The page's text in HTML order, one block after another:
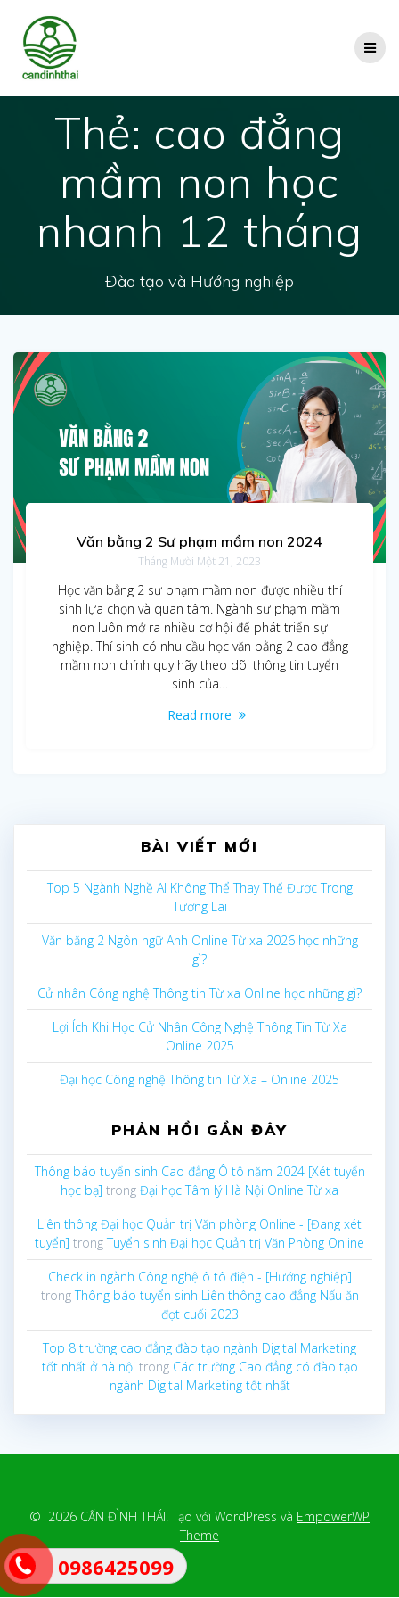
0986425099
Thẻ: cao đẳng
mầm non học
nhanh 12 tháng
Đào tạo và Hướng nghiệp
Văn bằng 2 Sư phạm mầm non 2024
Tháng Mười Một 21, 2023
Học văn bằng 2 sư phạm mầm non được nhiều thí
sinh lựa chọn và quan tâm. Ngành sư phạm mầm
non luôn mở ra nhiều cơ hội để phát triển sự
nghiệp. Thí sinh có nhu cầu học văn bằng 2 cao đẳng
mầm non chính quy hãy theo dõi thông tin tuyển
sinh của…
Read more
BÀI VIẾT MỚI
Top 5 Ngành Nghề AI Không Thể Thay Thế Được Trong
Tương Lai
Văn bằng 2 Ngôn ngữ Anh Online Từ xa 2026 học những
gì?
Cử nhân Công nghệ Thông tin Từ xa Online học những gì?
Lợi Ích Khi Học Cử Nhân Công Nghệ Thông Tin Từ Xa
Online 2025
Đại học Công nghệ Thông tin Từ Xa – Online 2025
PHẢN HỒI GẦN ĐÂY
Thông báo tuyển sinh Cao đẳng Ô tô năm 2024 [Xét tuyển
học bạ] trong Đại học Tâm lý Hà Nội Online Từ xa
Liên thông Đại học Quản trị Văn phòng Online - [Đang xét
tuyển] trongTuyển sinh Đại học Quản trị Văn Phòng Online
Check in ngành Công nghệ ô tô điện - [Hướng nghiệp]
trongThông báo tuyển sinh Liên thông cao đẳng Nấu ăn
đợt cuối 2023
Top 8 trường cao đẳng đào tạo ngành Digital Marketing
tốt nhất ở hà nội trong Các trường Cao đẳng có đào tạo
ngành Digital Marketing tốt nhất
© 2026 CẤN ĐÌNH THÁI. Tạo với WordPress và EmpowerWP
Theme